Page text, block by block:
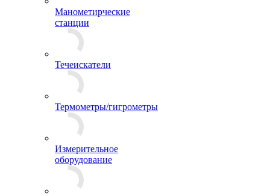
Манометирческие
станции
Течеискатели
Термометры/гигрометры
Измерительное
оборудование